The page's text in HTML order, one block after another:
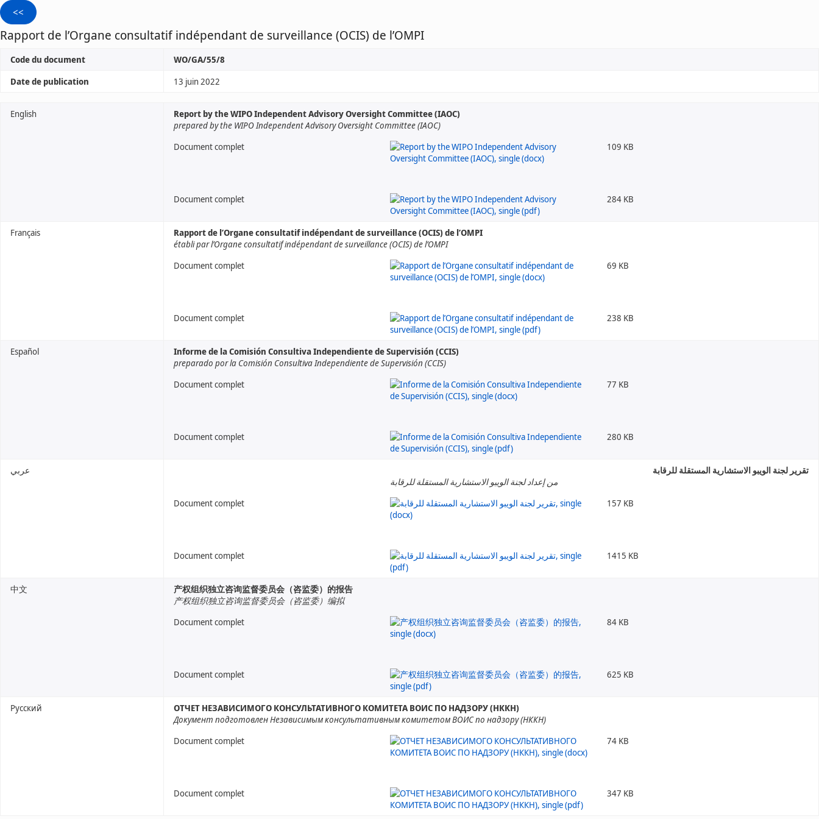
Rapport de l’Organe consultatif indépendant de surveillance (OCIS) de l’OMPI
Code du document
WO/GA/55/8
Date de publication
13 juin 2022
English
Report by the WIPO Independent Advisory Oversight Committee (IAOC)
prepared by the WIPO Independent Advisory Oversight Committee (IAOC)
Document complet
109 KB
Document complet 284 KB
Français
Rapport de l’Organe consultatif indépendant de surveillance (OCIS) de l’OMPI
établi par l’Organe consultatif indépendant de surveillance (OCIS) de l’OMPI
Document complet
69 KB
Document complet 238 KB
Español
Informe de la Comisión Consultiva Independiente de Supervisión (CCIS)
preparado por la Comisión Consultiva Independiente de Supervisión (CCIS)
Document complet
77 KB
Document complet 280 KB
عربي
تقرير لجنة الويبو الاستشارية المستقلة للرقابة
من إعداد لجنة الويبو الاستشارية المستقلة للرقابة
Document complet
157 KB
Document complet 1415 KB
中文
产权组织独立咨询监督委员会（咨监委）的报告
产权组织独立咨询监督委员会（咨监委）编拟
Document complet
84 KB
Document complet 625 KB
Русский
ОТЧЕТ НЕЗАВИСИМОГО КОНСУЛЬТАТИВНОГО КОМИТЕТА ВОИС ПО НАДЗОРУ (НККН)
Документ подготовлен Независимым консультативным комитетом ВОИС по надзору (НККН)
Document complet
74 KB
Document complet 347 KB